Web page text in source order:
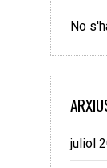
No
juliol